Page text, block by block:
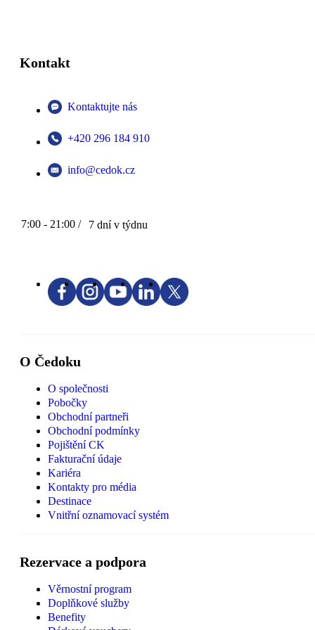
Kontakt
Kontaktujte nás
+420 296 184 910
info@cedok.cz
7:00 - 21:00 / 7 dní v týdnu
O Čedoku
O společnosti
Pobočky
Obchodní partneři
Obchodní podmínky
Pojištění CK
Fakturační údaje
Kariéra
Kontakty pro média
Destinace
Vnitřní oznamovací systém
Rezervace a podpora
Věrnostní program
Doplňkové služby
Benefity